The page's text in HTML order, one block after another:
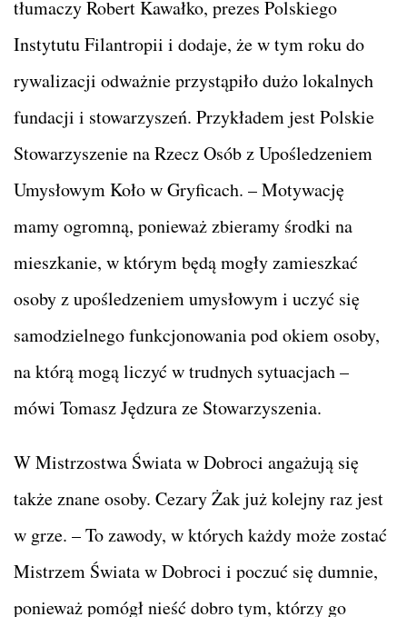
tłumaczy Robert Kawałko, prezes Polskiego
Instytutu Filantropii i dodaje, że w tym roku do
rywalizacji odważnie przystąpiło dużo lokalnych
fundacji i stowarzyszeń. Przykładem jest Polskie
Stowarzyszenie na Rzecz Osób z Upośledzeniem
Umysłowym Koło w Gryficach. – Motywację
mamy ogromną, ponieważ zbieramy środki na
mieszkanie, w którym będą mogły zamieszkać
osoby z upośledzeniem umysłowym i uczyć się
samodzielnego funkcjonowania pod okiem osoby,
na którą mogą liczyć w trudnych sytuacjach –
mówi Tomasz Jędzura ze Stowarzyszenia.
W Mistrzostwa Świata w Dobroci angażują się
także znane osoby. Cezary Żak już kolejny raz jest
w grze. – To zawody, w których każdy może zostać
Mistrzem Świata w Dobroci i poczuć się dumnie,
ponieważ pomógł nieść dobro tym, którzy go